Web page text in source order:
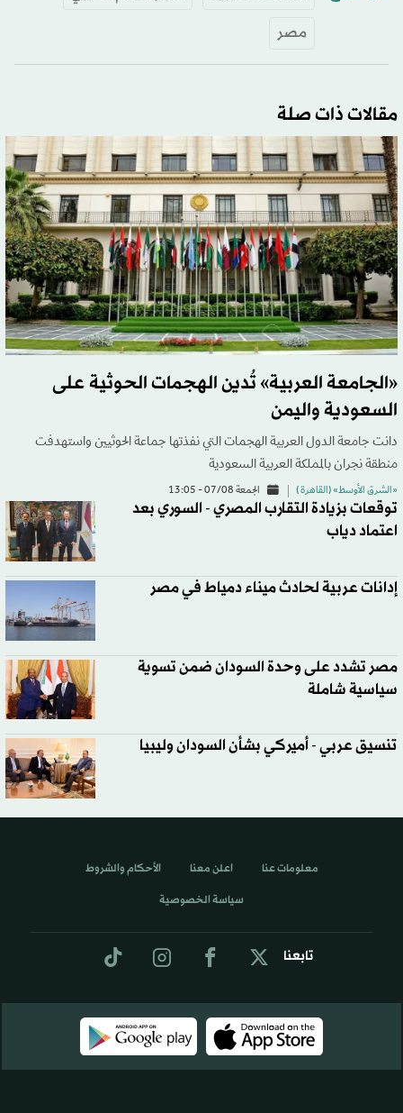
مصر
مقالات ذات صلة
«الجامعة العربية» تُدين الهجمات الحوثية على
السعودية واليمن
دانت جامعة الدول العربية الهجمات التي نفذتها جماعة الحوثيين واستهدفت
منطقة نجران بالمملكة العربية السعودية
«الشرق الأوسط» (القاهرة ) الجمعة 07/08 - 13:05
توقعات بزيادة التقارب المصري - السوري بعد
اعتماد دياب
إدانات عربية لحادث ميناء دمياط في مصر
مصر تشدد على وحدة السودان ضمن تسوية
سياسية شاملة
تنسيق عربي - أميركي بشأن السودان وليبيا
تابعنا
معلومات عنا اعلن معنا الأحكام والشروط
سياسة الخصوصية